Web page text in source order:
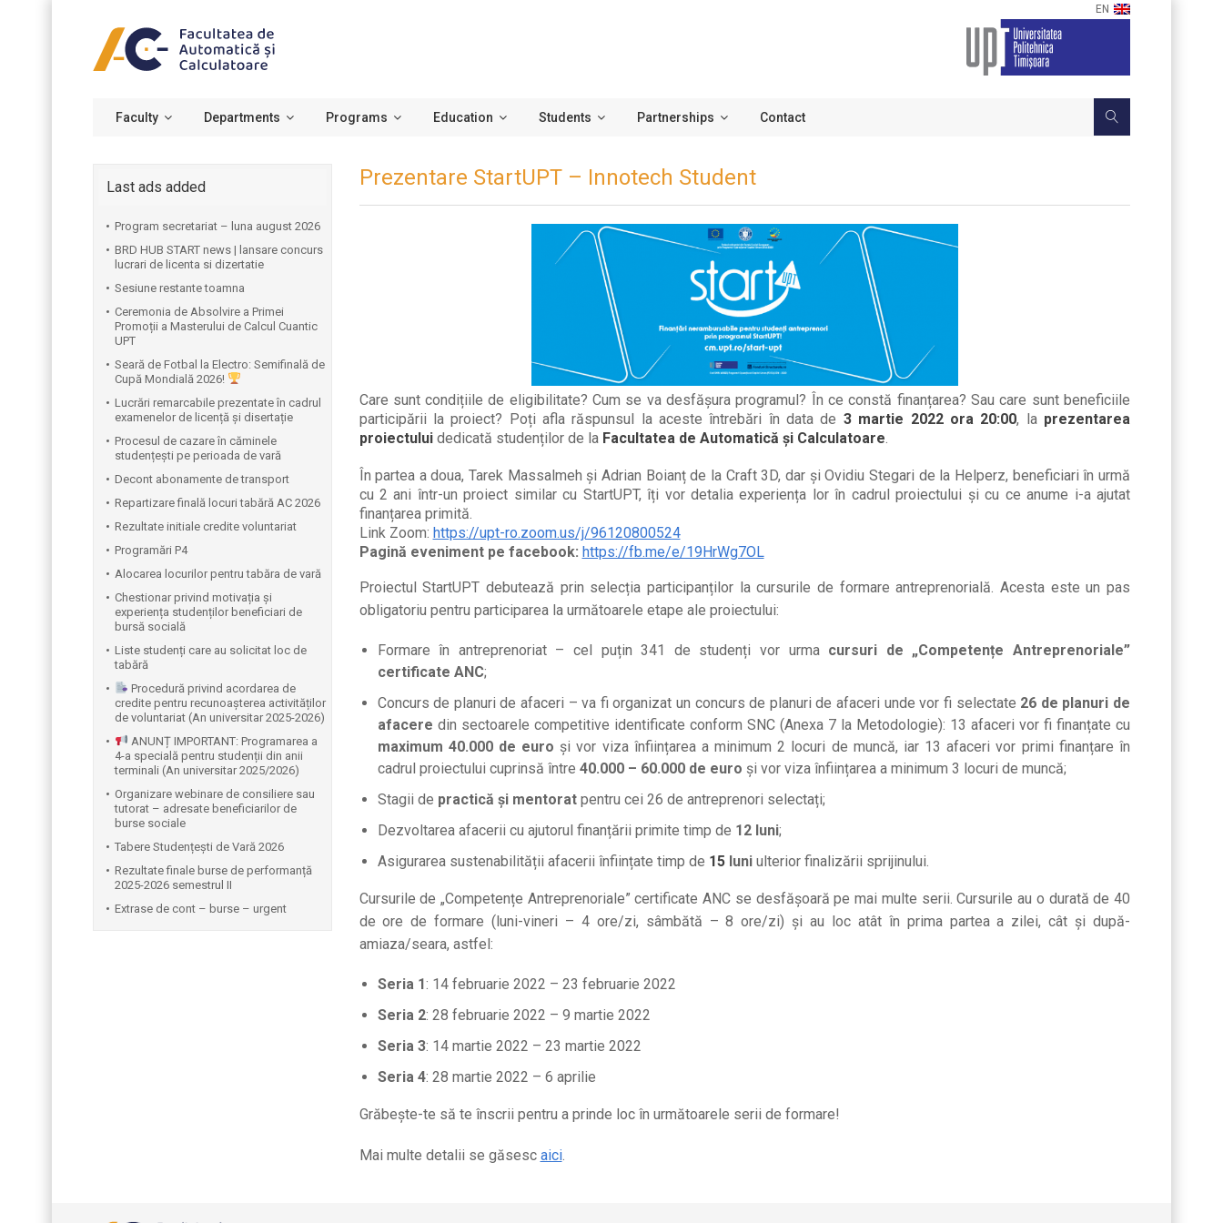
EN
Faculty Departments Programs Education Students Partnerships Contact
Prezentare StartUPT – Innotech Student
Care sunt condițiile de eligibilitate? Cum se va desfășura programul? În ce constă finanțarea? Sau care sunt beneficiile
participării la proiect? Poți afla răspunsul la aceste întrebări în data de 3 martie 2022 ora 20:00, la prezentarea
proiectuluidedicată studenților de la Facultatea de Automatică și Calculatoare.
În partea a doua, Tarek Massalmeh și Adrian Boianț de la Craft 3D, dar și Ovidiu Stegari de la Helperz, beneficiari în urmă
cu 2 ani într-un proiect similar cu StartUPT, îți vor detalia experiența lor în cadrul proiectului și cu ce anume i-a ajutat
finanțarea primită.
Link Zoom: https://upt-ro.zoom.us/j/96120800524
Pagină eveniment pe facebook: https://fb.me/e/19HrWg7OL
Proiectul StartUPT debutează prin selecția participanților la cursurile de formare antreprenorială. Acesta este un pas
obligatoriu pentru participarea la următoarele etape ale proiectului:
Formare în antreprenoriat – cel puțin 341 de studenți vor urma cursuri de „Competențe Antreprenoriale”
certificate ANC;
Concurs de planuri de afaceri – va fi organizat un concurs de planuri de afaceri unde vor fi selectate 26 de planuri de
afacere din sectoarele competitive identificate conform SNC (Anexa 7 la Metodologie): 13 afaceri vor fi finanțate cu
maximum 40.000 de euro și vor viza înființarea a minimum 2 locuri de muncă, iar 13 afaceri vor primi finanțare în
cadrul proiectului cuprinsă între 40.000 – 60.000 de euro și vor viza înființarea a minimum 3 locuri de muncă;
Stagii de practică și mentoratpentru cei 26 de antreprenori selectați;
Dezvoltarea afacerii cu ajutorul finanțării primite timp de 12 luni;
Asigurarea sustenabilității afacerii înființate timp de 15luniulterior finalizării sprijinului.
Cursurile de „Competențe Antreprenoriale” certificate ANC se desfășoară pe mai multe serii. Cursurile au o durată de 40
de ore de formare (luni-vineri – 4 ore/zi, sâmbătă – 8 ore/zi) și au loc atât în prima partea a zilei, cât și după-
amiaza/seara, astfel:
Seria 1: 14 februarie 2022 – 23 februarie 2022
Seria 2: 28 februarie 2022 – 9 martie 2022
Seria 3: 14 martie 2022 – 23 martie 2022
Seria 4: 28 martie 2022 – 6 aprilie
Grăbește-te să te înscrii pentru a prinde loc în următoarele serii de formare!
Mai multe detalii se găsesc aici.
Last ads added
Program secretariat – luna august 2026
BRD HUB START news | lansare concurs
lucrari de licenta si dizertatie
Sesiune restante toamna
Ceremonia de Absolvire a Primei
Promoții a Masterului de Calcul Cuantic
UPT
⁠Seară de Fotbal la Electro: Semifinală de
Cupă Mondială 2026!
Lucrări remarcabile prezentate în cadrul
examenelor de licență și disertație
Procesul de cazare în căminele
studențești pe perioada de vară
Decont abonamente de transport
Repartizare finală locuri tabără AC 2026
Rezultate initiale credite voluntariat
Programări P4
Alocarea locurilor pentru tabăra de vară
Chestionar privind motivația și
experiența studenților beneficiari de
bursă socială
Liste studenți care au solicitat loc de
tabără
Procedură privind acordarea de
credite pentru recunoașterea activităților
de voluntariat (An universitar 2025-2026)
ANUNȚ IMPORTANT: Programarea a
4-a specială pentru studenții din anii
terminali (An universitar 2025/2026)
Organizare webinare de consiliere sau
tutorat – adresate beneficiarilor de
burse sociale
Tabere Studențești de Vară 2026
Rezultate finale burse de performanță
2025-2026 semestrul II
Extrase de cont – burse – urgent